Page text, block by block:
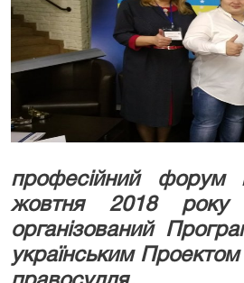
професійний форум
жовтня 2018 року
організований
українським